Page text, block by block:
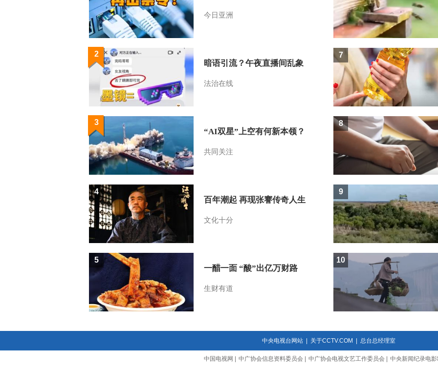
今日亚洲
暗语引流？午夜直播间乱象
法治在线
2
“AI双星”上空有何新本领？
共同关注
3
百年潮起 再现张謇传奇人生
文化十分
4
一醋一面 “酸”出亿万财路
生财有道
5
7
8
9
10
中央电视台网站| 关于CCTV.COM 总台总经理室
中国电视网 中广协会信息资料委员会 中广协会电视文艺工作委员会 中央新闻纪录电